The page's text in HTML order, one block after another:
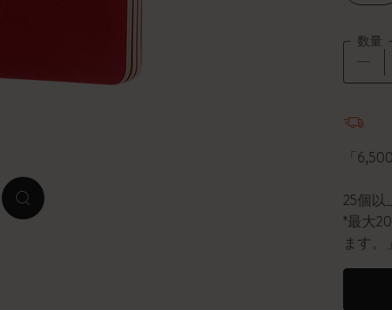
ナサにインスパイアされたコレクショ
zoom.cta
数量
「
25個以
*最大
ます。」